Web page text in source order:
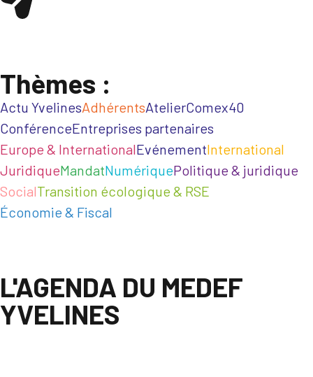
Thèmes :
Actu YvelinesAdhérentsAtelierComex40
ConférenceEntreprises partenaires
Europe & InternationalEvénementInternational
JuridiqueMandatNumériquePolitique & juridique
SocialTransition écologique & RSE
Économie & Fiscal
L'AGENDA DU MEDEF
YVELINES